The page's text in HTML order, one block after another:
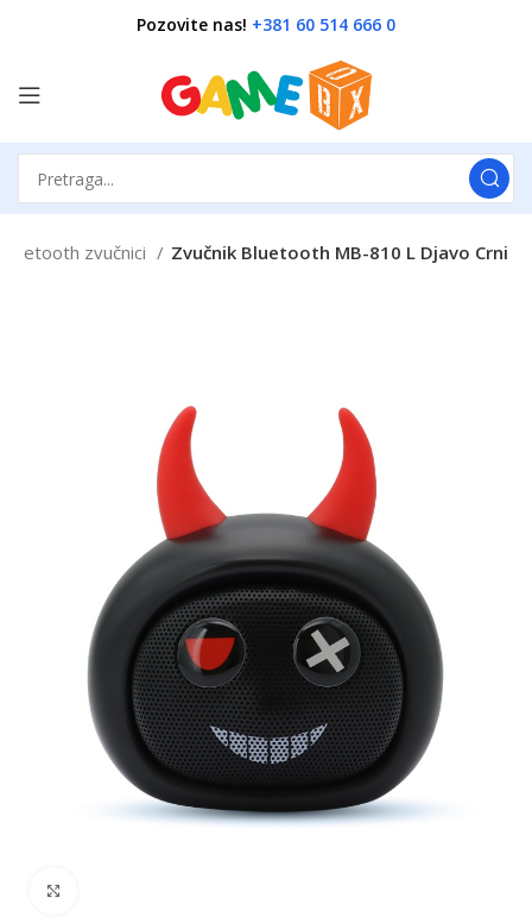
Pozovite nas! +381 60 514 666 0
Bluetooth zvučnici Zvučnik Bluetooth MB-810 L Djavo Crni